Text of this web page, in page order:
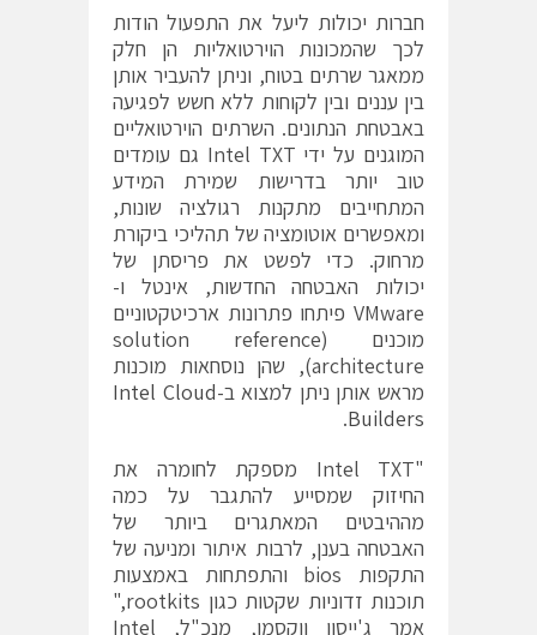
חברות יכולות ליעל את התפעול הודות
לכך שהמכונות הוירטואליות הן חלק
ממאגר שרתים בטוח, וניתן להעביר אותן
בין עננים ובין לקוחות ללא חשש לפגיעה
באבטחת הנתונים. השרתים הוירטואליים
המוגנים על ידי Intel TXT גם עומדים
טוב יותר בדרישות שמירת המידע
המתחייבים מתקנות רגולציה שונות,
ומאפשרים אוטומציה של תהליכי ביקורת
מרחוק. כדי לפשט את פריסתן של
יכולות האבטחה החדשות, אינטל ו-
VMware פיתחו פתרונות ארכיטקטוניים
מוכנים (solution reference
architecture), שהן נוסחאות מוכנות
מראש אותן ניתן למצוא ב-Intel Cloud
Builders
.
"Intel TXT מספקת לחומרה את
החיזוק שמסייע להתגבר על כמה
מההיבטים המאתגרים ביותר של
האבטחה בענן, לרבות איתור ומניעה של
התקפות bios והתפתחות באמצעות
תוכנות זדוניות שקטות כגון rootkits,"
אמר ג'ייסון ווקסמן, מנכ"ל, Intel